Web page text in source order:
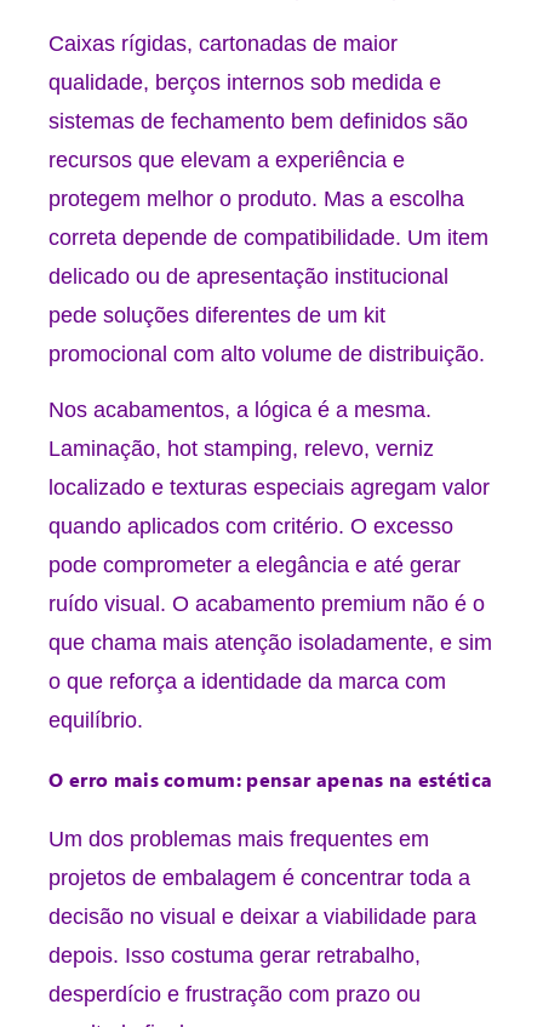
Caixas rígidas, cartonadas de maior
qualidade, berços internos sob medida e
sistemas de fechamento bem definidos são
recursos que elevam a experiência e
protegem melhor o produto. Mas a escolha
correta depende de compatibilidade. Um item
delicado ou de apresentação institucional
pede soluções diferentes de um kit
promocional com alto volume de distribuição.
Nos acabamentos, a lógica é a mesma.
Laminação, hot stamping, relevo, verniz
localizado e texturas especiais agregam valor
quando aplicados com critério. O excesso
pode comprometer a elegância e até gerar
ruído visual. O acabamento premium não é o
que chama mais atenção isoladamente, e sim
o que reforça a identidade da marca com
equilíbrio.
O erro mais comum: pensar apenas na estética
Um dos problemas mais frequentes em
projetos de embalagem é concentrar toda a
decisão no visual e deixar a viabilidade para
depois. Isso costuma gerar retrabalho,
desperdício e frustração com prazo ou